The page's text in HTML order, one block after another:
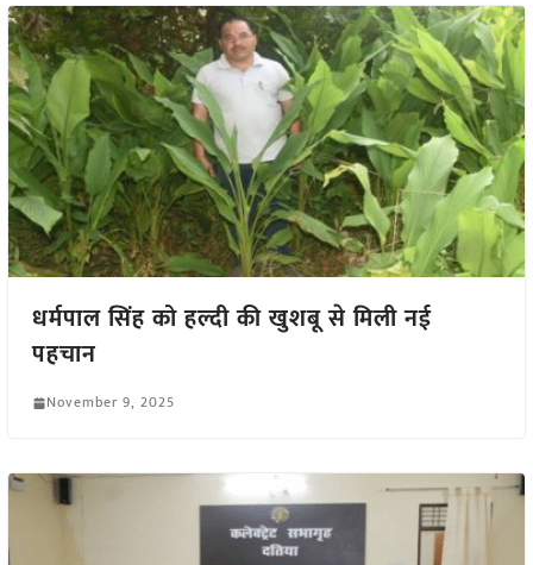
धर्मपाल सिंह को हल्दी की खुशबू से मिली नई
पहचान
November 9, 2025